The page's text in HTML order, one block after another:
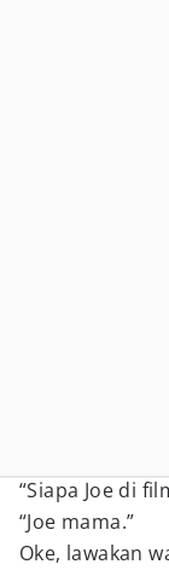
“Siapa Joe di
“Joe mama.”
Oke, lawakan